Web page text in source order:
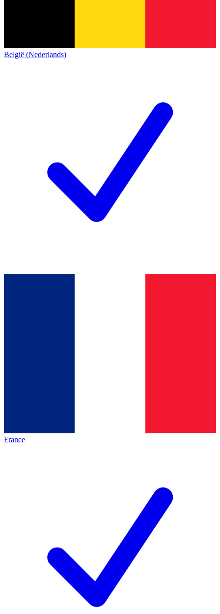
België (Nederlands)
France